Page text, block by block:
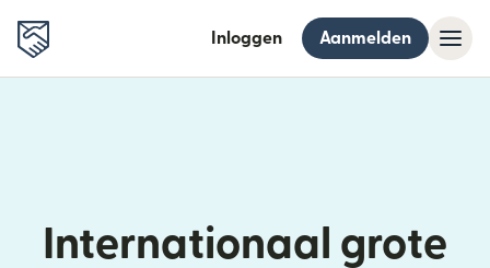
Inloggen Aanmelden
Internationaal grote